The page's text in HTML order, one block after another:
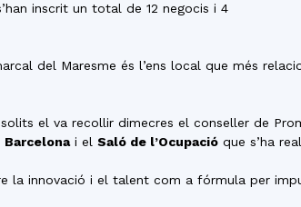
inscrit un total de 12 negocis i 4
del Maresme és l’ens local que més
el va recollir dimecres el conseller de
Barcelonai el Saló de l’Ocupació que s’ha
la innovació i el talent com a fórmula per